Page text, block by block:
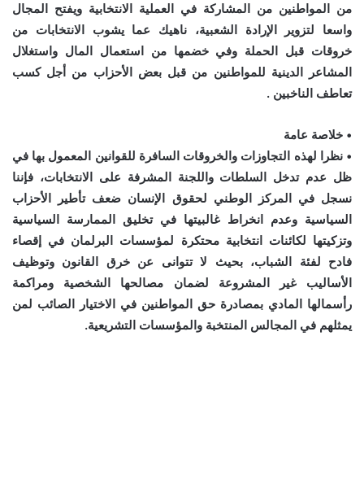
من المواطنين من المشاركة في العملية الانتخابية ويفتح المجال
واسعا لتزوير الإرادة الشعبية، ناهيك عما يشوب الانتخابات من
خروقات قبل الحملة وفي خضمها من استعمال المال واستغلال
المشاعر الدينية للمواطنين من قبل بعض الأحزاب من أجل كسب
تعاطف الناخبين .
• خلاصة عامة
• نظرا لهذه التجاوزات والخروقات السافرة للقوانين المعمول بها في
ظل عدم تدخل السلطات واللجنة المشرفة على الانتخابات، فإننا
نسجل في المركز الوطني لحقوق الإنسان ضعف تأطير الأحزاب
السياسية وعدم انخراط غالبيتها في تخليق الممارسة السياسية
وتزكيتها لكائنات انتخابية محتكرة لمؤسسات البرلمان في إقصاء
فادح لفئة الشباب، بحيث لا تتوانى عن خرق القانون وتوظيف
الأساليب غير المشروعة لضمان مصالحها الشخصية ومراكمة
رأسمالها المادي بمصادرة حق المواطنين في الاختيار الصائب لمن
يمثلهم في المجالس المنتخبة والمؤسسات التشريعية.